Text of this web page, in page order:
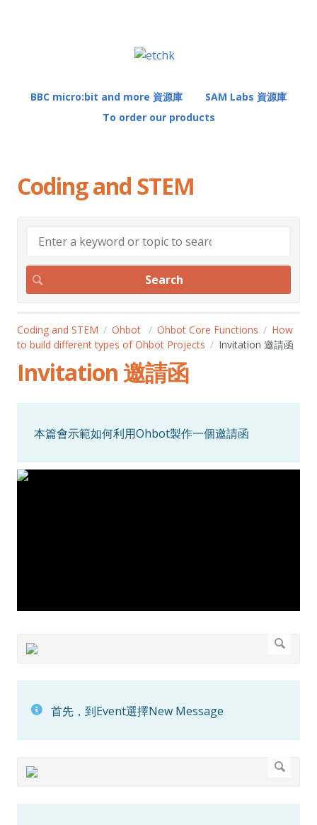
BBC micro:bit and more 資源庫
SAM Labs 資源庫
To order our products
Coding and STEM
Coding and STEM Ohbot Ohbot Core Functions
How
to build different types of Ohbot Projects
Invitation 邀請函
Invitation 邀請函
本篇會示範如何利用Ohbot製作一個邀請函
首先，到Event選擇New Message